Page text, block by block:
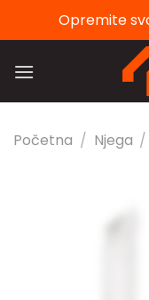
Opremite
Početna / Njega /